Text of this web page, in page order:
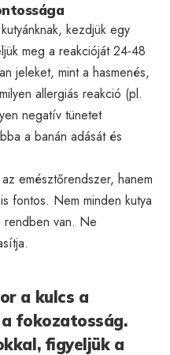
kezdjük egy
meg a reakcióját 24-48
jeleket, mint a hasmenés,
allergiás reakció (pl.
negatív tünetet
a banán adását és
emésztőrendszer, hanem
fontos. Nem minden kutya
rendben van. Ne
a kulcs a
fokozatosság.
figyeljük a